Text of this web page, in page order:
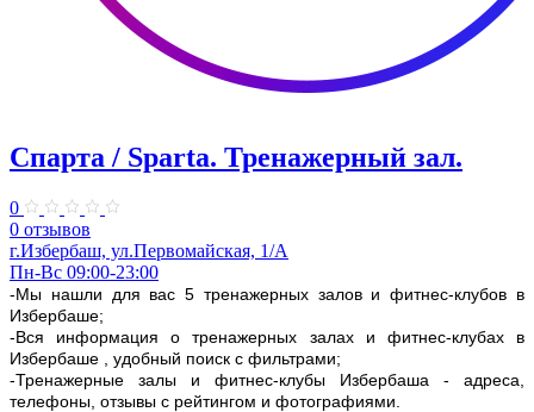
Спарта / Sparta. Тренажерный зал.
0
0 отзывов
г.Избербаш, ул.Первомайская, 1/А
Пн-Вс 09:00-23:00
-Мы нашли для вас 5 тренажерных залов и фитнес-клубов в
Избербаше;
-Вся информация о тренажерных залах и фитнес-клубах в
Избербаше , удобный поиск с фильтрами;
-Тренажерные залы и фитнес-клубы Избербаша - адреса,
телефоны, отзывы с рейтингом и фотографиями.